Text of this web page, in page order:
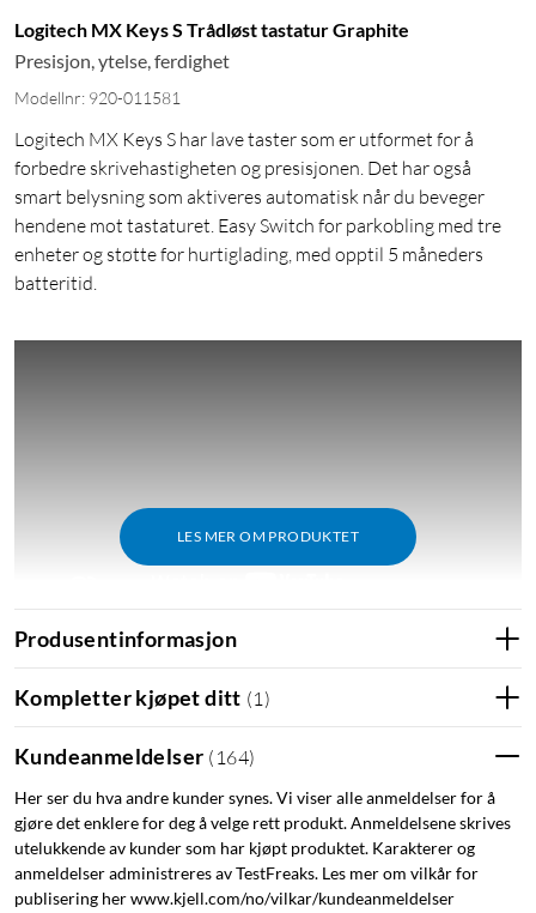
Logitech MX Keys S Trådløst tastatur Graphite
Presisjon, ytelse, ferdighet
Modellnr: 920-011581
Logitech MX Keys S har lave taster som er utformet for å
forbedre skrivehastigheten og presisjonen. Det har også
smart belysning som aktiveres automatisk når du beveger
hendene mot tastaturet. Easy Switch for parkobling med tre
enheter og støtte for hurtiglading, med opptil 5 måneders
batteritid.
LES MER OM PRODUKTET
Funksjoner
Easy Switch for parkobling med tre enheter
Ergonomisk design med smart belysning
Knapper som er utformet for å passe fingertuppene
USB-C-hurtiglading
Produsentinformasjon
Kompletter kjøpet ditt (1 )
Kundeanmeldelser ( 164)
Her ser du hva andre kunder synes. Vi viser alle anmeldelser for å
gjøre det enklere for deg å velge rett produkt. Anmeldelsene skrives
utelukkende av kunder som har kjøpt produktet. Karakterer og
anmeldelser administreres av TestFreaks. Les mer om vilkår for
publisering her www.kjell.com/no/vilkar/kundeanmeldelser